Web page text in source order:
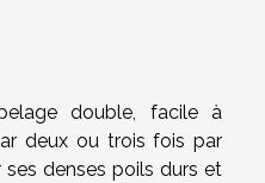
double, facile à
deux ou trois fois par
denses poils durs et